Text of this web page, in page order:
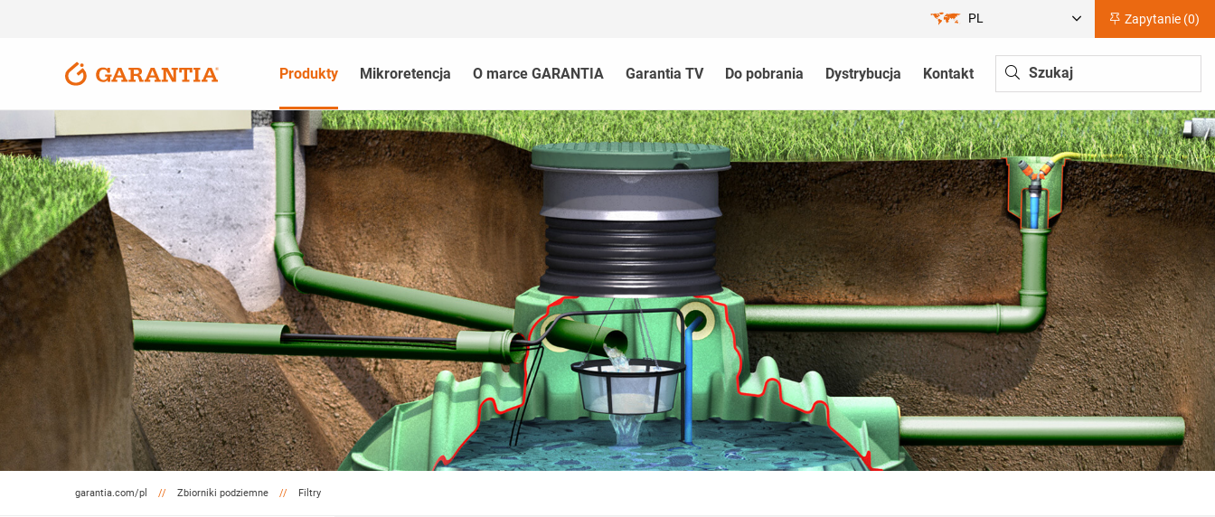
Zapytanie (0)
PL
Produkty Mikroretencja O marce GARANTIA Garantia TV Do pobrania Dystrybucja Kontakt
garantia.com/pl Zbiorniki podziemne Filtry